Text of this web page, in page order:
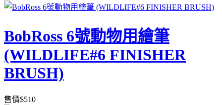
BobRoss 6號動物用繪筆
(WILDLIFE#6 FINISHER
BRUSH)
售價$510